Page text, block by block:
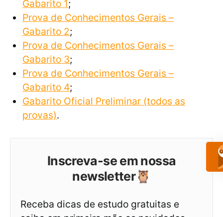
Gabarito 1;
Prova de Conhecimentos Gerais –
Gabarito 2;
Prova de Conhecimentos Gerais –
Gabarito 3;
Prova de Conhecimentos Gerais –
Gabarito 4;
Gabarito Oficial Preliminar (todos as
provas).
Inscreva-se em nossa
newsletter🦉
Receba dicas de estudo gratuitas e